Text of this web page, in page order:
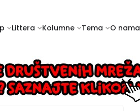
Littera Kolumne Tema O nama